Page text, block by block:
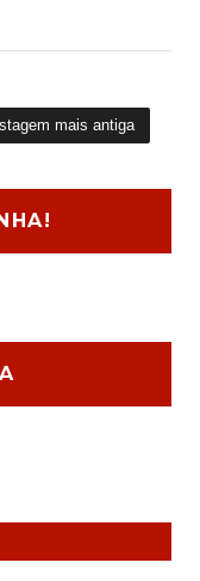
mais antiga